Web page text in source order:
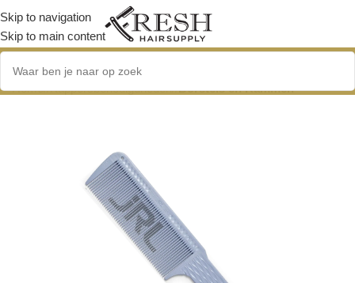
Skip to navigation
Skip to main content
Home/ Kappersbenodigdheden/ Borstels en Kammen